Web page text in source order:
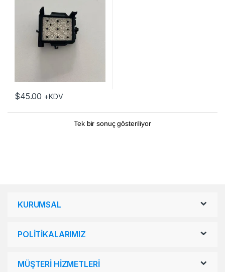
$45.00 +KDV
Tek bir sonuç gösteriliyor
KURUMSAL
POLİTİKALARIMIZ
MÜŞTERİ HİZMETLERİ